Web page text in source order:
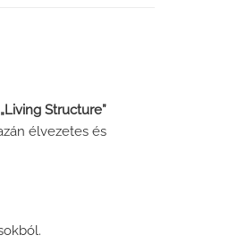
Structure”
élvezetes és